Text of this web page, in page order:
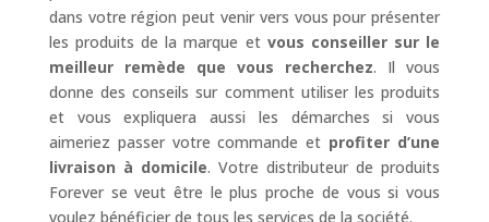
dans votre région peut venir vers vous pour présenter
les produits de la marque et vous conseiller sur le
meilleur remède que vous recherchez. Il vous
donne des conseils sur comment utiliser les produits
et vous expliquera aussi les démarches si vous
aimeriez passer votre commande et profiter d’une
livraison à domicile. Votre distributeur de produits
Forever se veut être le plus proche de vous si vous
voulez bénéficier de tous les services de la société.